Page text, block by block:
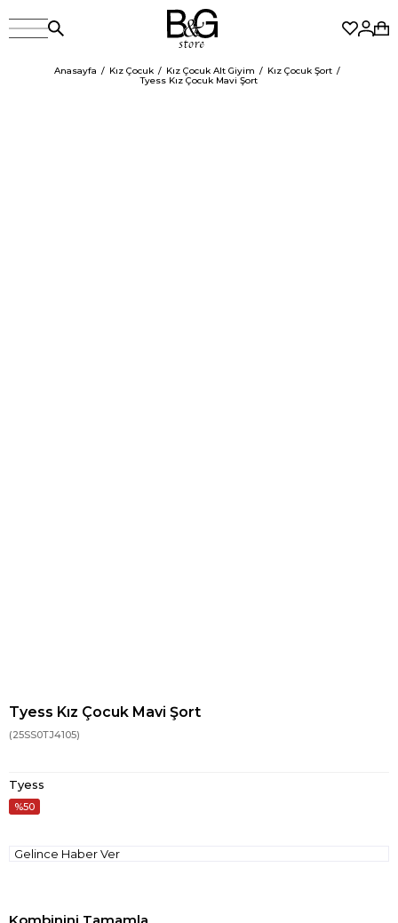
Anasayfa Kız Çocuk Kız Çocuk Alt Giyim
Kız Çocuk Şort
Tyess Kız Çocuk Mavi Şort
Tyess Kız Çocuk Mavi Şort
(25SS0TJ4105)
Tyess
50
Gelince Haber Ver